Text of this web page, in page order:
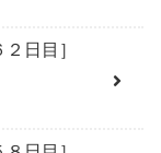
日目］